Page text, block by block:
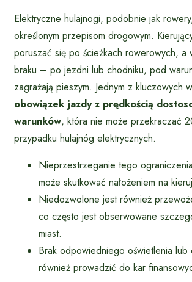
Elektryczne hulajnogi, podobnie jak
określonym przepisom drogowym.
poruszać się po ścieżkach rowerowych, a
braku – po jezdni lub chodniku, pod
zagrażają pieszym. Jednym z kluczowych
obowiązek jazdy z prędkością
warunków, która nie może przekraczać
przypadku hulajnóg elektrycznych.
Nieprzestrzeganie tego
może skutkować nałożeniem na
Niedozwolone jest również
co często jest obserwowane
miast.
Brak odpowiedniego oświetlenia lub
również prowadzić do kar